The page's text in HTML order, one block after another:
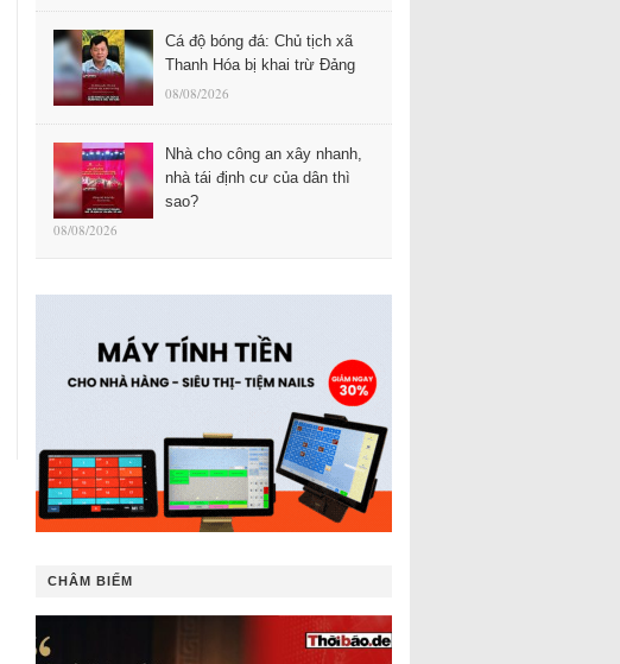
Cá độ bóng đá: Chủ tịch xã
Thanh Hóa bị khai trừ Đảng
08/08/2026
Nhà cho công an xây nhanh,
nhà tái định cư của dân thì
sao?
08/08/2026
CHÂM BIẾM